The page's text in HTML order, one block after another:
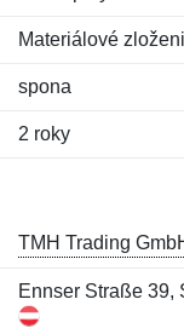
Materiálové
spona
2 roky
TMH Trading
Ennser Straße 39,